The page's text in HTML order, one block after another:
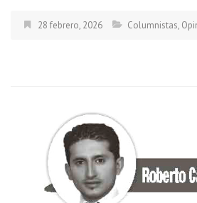
28 febrero, 2026 Columnistas,